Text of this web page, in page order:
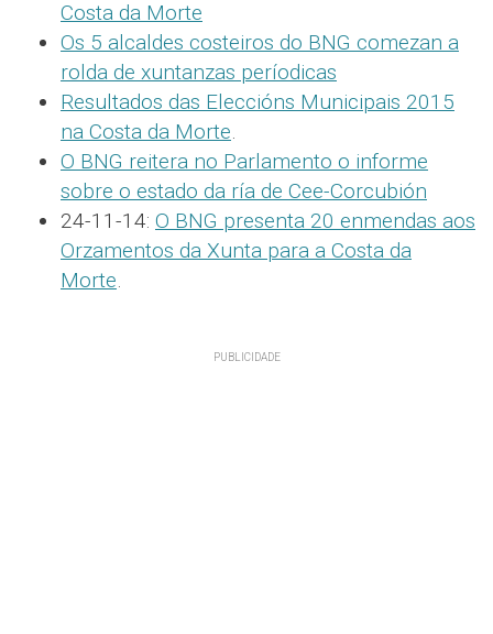
Costa da Morte
Os 5 alcaldes costeiros do BNG comezan a
rolda de xuntanzas períodicas
Resultados das Eleccións Municipais 2015
na Costa da Morte.
O BNG reitera no Parlamento o informe
sobre o estado da ría de Cee-Corcubión
24-11-14: O BNG presenta 20 enmendas aos
Orzamentos da Xunta para a Costa da
Morte.